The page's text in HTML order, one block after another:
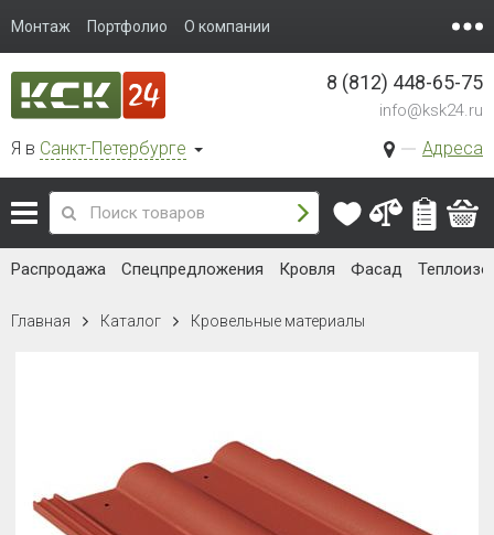
Монтаж Портфолио О компании
Я в Санкт-Петербурге Адреса
8 (812) 448-65-75
info@ksk24.ru
Распродажа Спецпредложения Кровля Фасад
Главная Каталог Кровельные материалы